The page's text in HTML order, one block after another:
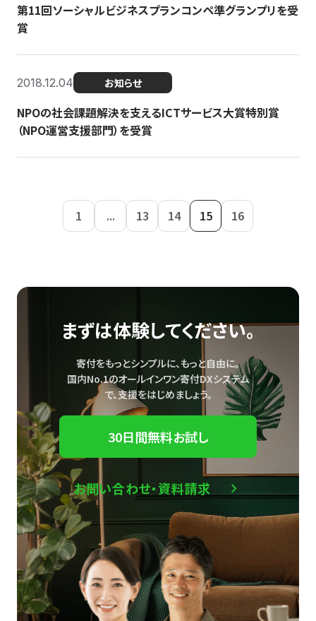
第11回ソーシャルビジネスプランコンペ準グランプリを受
賞
2018.12.04 お知らせ
NPOの社会課題解決を支えるICTサービス大賞特別賞
（NPO運営支援部門）を受賞
1 ... 13 14 15 16
まずは体験してください。
寄付をもっとシンプルに、もっと自由に。
国内No.1のオールインワン寄付DXシステム
で、支援をはじめましょう。
30日間無料お試し
お問い合わせ・資料請求